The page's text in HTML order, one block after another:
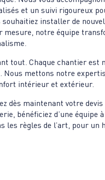
et un suivi rigoureux
installer de
notre équipe
tout. Chaque chantier est
Nous mettons notre
intérieur et extérieur.
dès maintenant votre
bénéficiez d’une équipe à
les règles de l’art, pour un